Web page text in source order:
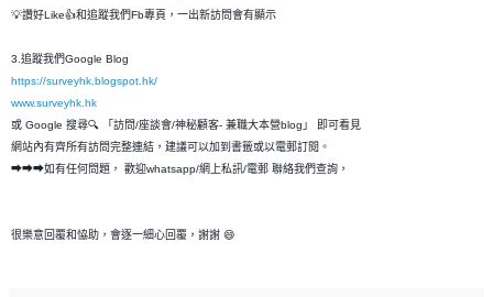
💡讚好Like👍和追蹤我們Fb專頁，一出新訪問會有顯示
3.追蹤我們Google Blog
https://surveyhk.blogspot.hk/
www.surveyhk.hk
或 Google 搜尋🔍 「訪問/座談會/神秘顧客- 兼職大本營blog」 即可看見
網站內有齊所有訪問完整連結，建議可以加到書籤或以電郵訂閱。
➡➡➡如有任何問題， 歡迎whatsapp/網上私訊/電郵 聯絡我們查詢，
很樂意回覆和恊助，會逐一細心回覆，謝謝 😄